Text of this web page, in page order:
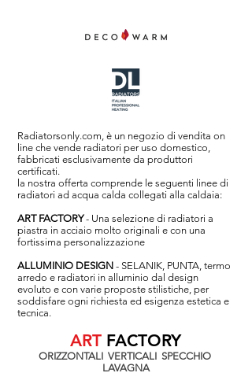
Radiatorsonly.com, è un negozio di vendita on
line che vende radiatori per uso domestico,
fabbricati esclusivamente da produttori
certificati.
la nostra offerta comprende le seguenti linee di
radiatori ad acqua calda collegati alla caldaia:
ART FACTORY- Una selezione di radiatori a
piastra in acciaio molto originali e con una
fortissima personalizzazione
ALLUMINIO DESIGN - SELANIK, PUNTA, termo
arredo e radiatori in alluminio dal design
evoluto e con varie proposte stilistiche, per
soddisfare ogni richiesta ed esigenza estetica e
tecnica.
ART FACTORY
ORIZZONTALI VERTICALI SPECCHIO
LAVAGNA